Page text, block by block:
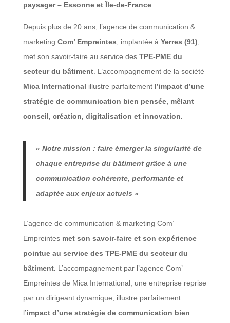
paysager – Essonne et Île-de-France
Depuis plus de 20 ans, l’agence de communication &
marketing Com’ Empreintes, implantée à Yerres (91),
met son savoir-faire au service des TPE-PME du
secteur du bâtiment. L’accompagnement de la société
Mica International illustre parfaitement l’impact d’une
stratégie de communication bien pensée, mêlant
conseil, création, digitalisation et innovation.
« Notre mission : faire émerger la singularité de
chaque entreprise du bâtiment grâce à une
communication cohérente, performante et
adaptée aux enjeux actuels »
L’agence de communication & marketing Com’
Empreintes met son savoir-faire et son expérience
pointue au service des TPE-PME du secteur du
bâtiment. L’accompagnement par l’agence Com’
Empreintes de Mica International, une entreprise reprise
par un dirigeant dynamique, illustre parfaitement
l’impact d’une stratégie de communication bien